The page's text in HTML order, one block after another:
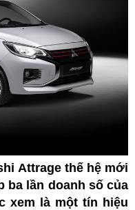
Attrage thế hệ mới
ba lần doanh số của
xem là một tín hiệu